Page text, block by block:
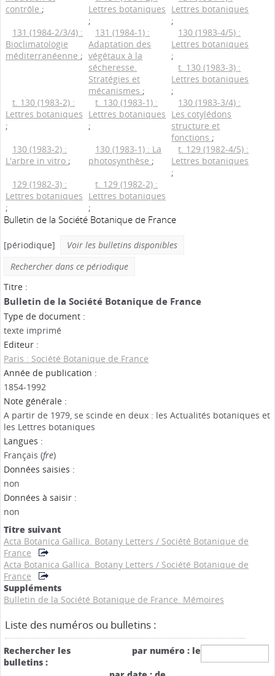
contrôle ;
Lettres botaniques
;
Lettres botaniques
;
131 (1984-2/3/4) :
Bioclimatologie
méditerranéenne ;
131 (1984-1) :
Adaptation des
végétaux à la
sécheresse.
Stratégies et
mécanismes ;
130 (1983-4/5) :
Lettres botaniques
;
t. 130 (1983-3) :
Lettres botaniques
;
t. 130 (1983-2) :
Lettres botaniques
;
t. 130 (1983-1) :
Lettres botaniques
;
130 (1983-3/4) :
Les cotylédons
structure et
fonctions ;
130 (1983-2) :
L'arbre in vitro ;
130 (1983-1) : La
photosynthèse ;
t. 129 (1982-4/5) :
Lettres botaniques
;
129 (1982-3) :
Lettres botaniques
;
t. 129 (1982-2) :
Lettres botaniques
;
Bulletin de la Société Botanique de France
[périodique]
Voir les bulletins disponibles
Rechercher dans ce périodique
Titre :
Bulletin de la Société Botanique de France
Type de document :
texte imprimé
Editeur :
Paris : Société Botanique de France
Année de publication :
1854-1992
Note générale :
A partir de 1979, se scinde en deux : les Actualités botaniques et
les Lettres botaniques
Langues :
Français (fre)
Données saisies :
non
Données à saisir :
non
Titre suivant
Acta Botanica Gallica. Botany Letters / Société Botanique de
France
Acta Botanica Gallica. Botany Letters / Société Botanique de
France
Suppléments
Bulletin de la Société Botanique de France. Mémoires
Liste des numéros ou bulletins :
Rechercher les
bulletins :
par numéro : le